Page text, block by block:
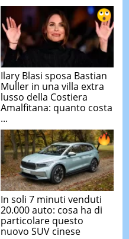
Ilary Blasi sposa Bastian
Muller in una villa extra
lusso della Costiera
Amalfitana: quanto costa
...
In soli 7 minuti venduti
20.000 auto: cosa ha di
particolare questo
nuovo SUV cinese